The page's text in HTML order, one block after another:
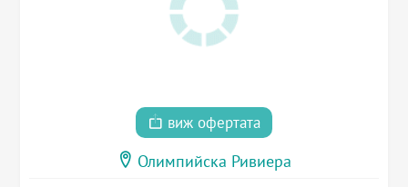
виж офертата
Олимпийска Ривиера